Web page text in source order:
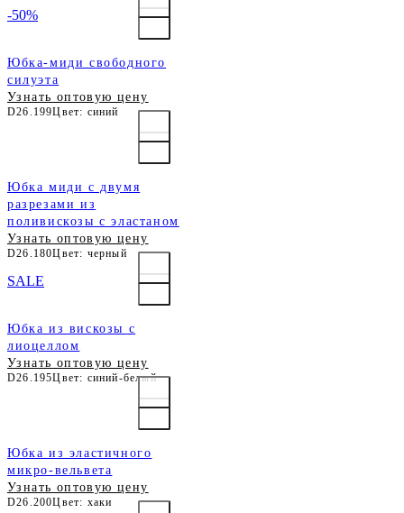
Юбка-миди свободного
силуэта
Узнать оптовую цену
D26.199Цвет: синий
-50%
Юбка миди с двумя
разрезами из
поливискозы с эластаном
Узнать оптовую цену
D26.180Цвет: черный
Юбка из вискозы с
лиоцеллом
Узнать оптовую цену
D26.195Цвет: синий-белый
SALE
Юбка из эластичного
микро-вельвета
Узнать оптовую цену
D26.200Цвет: хаки